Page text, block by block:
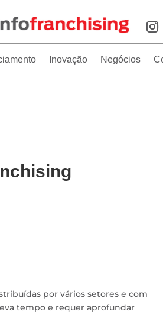
Inovação Negócios
por vários setores e com
tempo e requer aprofundar